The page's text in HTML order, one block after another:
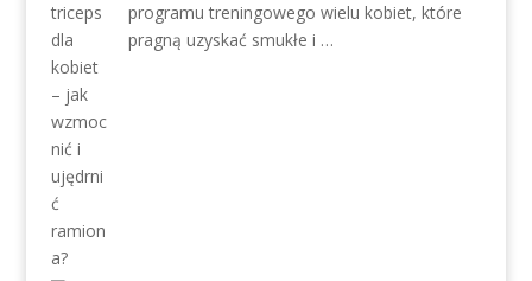
programu treningowego wielu kobiet, które
pragną uzyskać smukłe i …